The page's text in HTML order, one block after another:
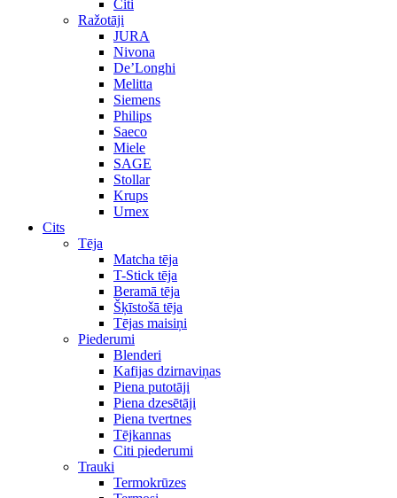
Citi
Ražotāji
JURA
Nivona
De’Longhi
Melitta
Siemens
Philips
Saeco
Miele
SAGE
Stollar
Krups
Urnex
Cits
Tēja
Matcha tēja
T-Stick tēja
Beramā tēja
Šķīstošā tēja
Tējas maisiņi
Piederumi
Blenderi
Kafijas dzirnaviņas
Piena putotāji
Piena dzesētāji
Piena tvertnes
Tējkannas
Citi piederumi
Trauki
Termokrūzes